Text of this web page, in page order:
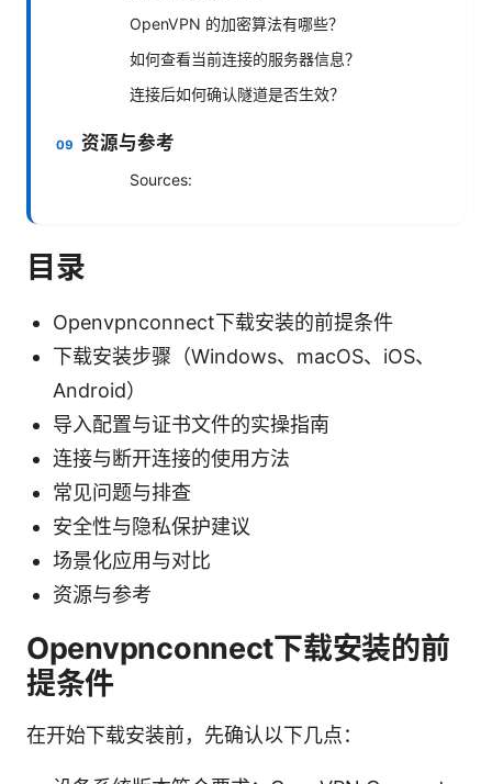
OpenVPN 的加密算法有哪些？
如何查看当前连接的服务器信息？
连接后如何确认隧道是否生效？
资源与参考
Sources:
目录
Openvpnconnect下载安装的前提条件
下载安装步骤（Windows、macOS、iOS、
Android）
导入配置与证书文件的实操指南
连接与断开连接的使用方法
常见问题与排查
安全性与隐私保护建议
场景化应用与对比
资源与参考
Openvpnconnect下载安装的前
提条件
在开始下载安装前，先确认以下几点：